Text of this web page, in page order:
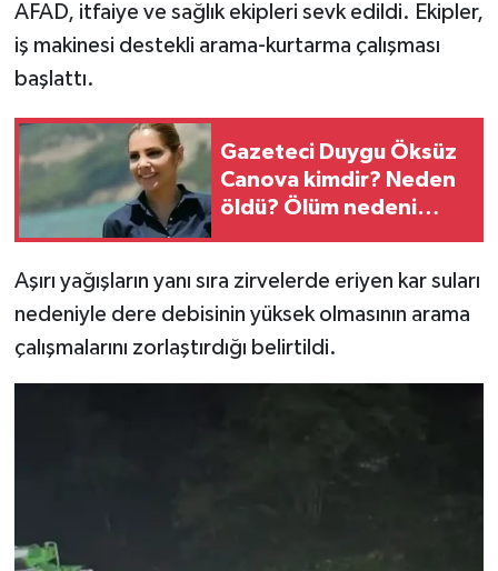
AFAD, itfaiye ve sağlık ekipleri sevk edildi. Ekipler,
iş makinesi destekli arama-kurtarma çalışması
başlattı.
Gazeteci Duygu Öksüz
Canova kimdir? Neden
öldü? Ölüm nedeni
Aşırı yağışların yanı sıra zirvelerde eriyen kar suları
nedeniyle dere debisinin yüksek olmasının arama
çalışmalarını zorlaştırdığı belirtildi.
Teknoloji
Yaşam
KAHRAMANMARAŞ